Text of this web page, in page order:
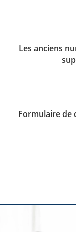
Les anciens
Formulaire de